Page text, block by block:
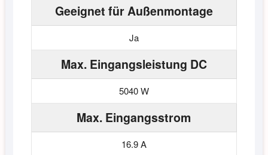
Geeignet für Außenmontage
Ja
Max. Eingangsleistung DC
5040 W
Max. Eingangsstrom
16.9 A